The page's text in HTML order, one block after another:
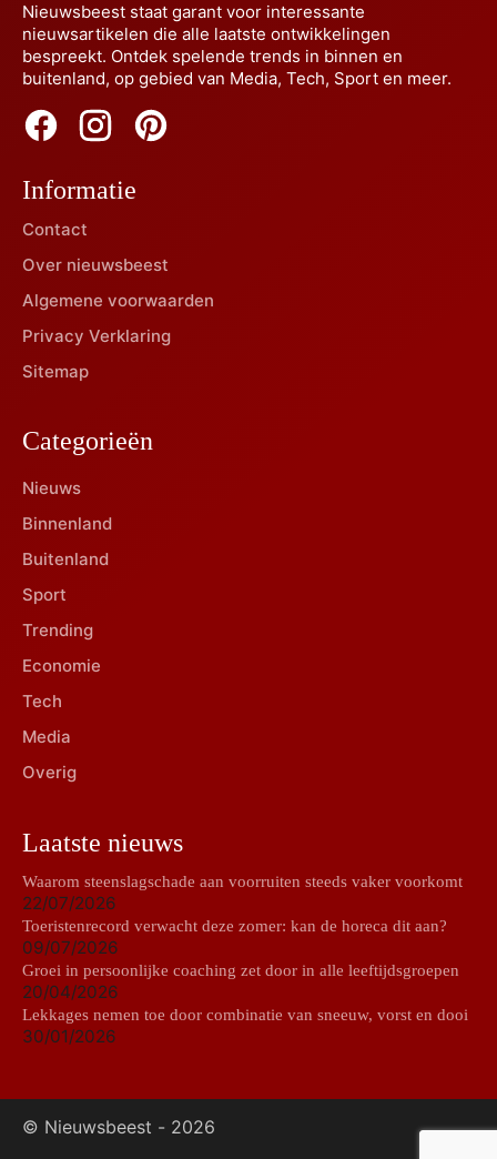
Nieuwsbeest staat garant voor interessante
nieuwsartikelen die alle laatste ontwikkelingen
bespreekt. Ontdek spelende trends in binnen en
buitenland, op gebied van Media, Tech, Sport en meer.
Informatie
Contact
Over nieuwsbeest
Algemene voorwaarden
Privacy Verklaring
Sitemap
Categorieën
Nieuws
Binnenland
Buitenland
Sport
Trending
Economie
Tech
Media
Overig
Laatste nieuws
Waarom steenslagschade aan voorruiten steeds vaker voorkomt
22/07/2026
Toeristenrecord verwacht deze zomer: kan de horeca dit aan?
09/07/2026
Groei in persoonlijke coaching zet door in alle leeftijdsgroepen
20/04/2026
Lekkages nemen toe door combinatie van sneeuw, vorst en dooi
30/01/2026
© Nieuwsbeest - 2026